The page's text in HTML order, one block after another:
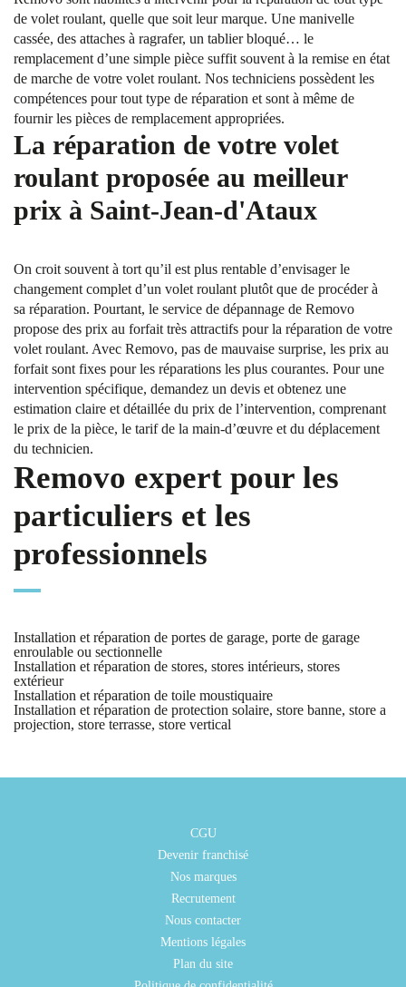
de volet roulant, quelle que soit leur marque. Une manivelle
cassée, des attaches à ragrafer, un tablier bloqué… le
remplacement d’une simple pièce suffit souvent à la remise en état
de marche de votre volet roulant. Nos techniciens possèdent les
compétences pour tout type de réparation et sont à même de
fournir les pièces de remplacement appropriées.
La réparation de votre volet
roulant proposée au meilleur
prix à Saint-Jean-d'Ataux
On croit souvent à tort qu’il est plus rentable d’envisager le
changement complet d’un volet roulant plutôt que de procéder à
sa réparation. Pourtant, le service de dépannage de Removo
propose des prix au forfait très attractifs pour la réparation de votre
volet roulant. Avec Removo, pas de mauvaise surprise, les prix au
forfait sont fixes pour les réparations les plus courantes. Pour une
intervention spécifique, demandez un devis et obtenez une
estimation claire et détaillée du prix de l’intervention, comprenant
le prix de la pièce, le tarif de la main-d’œuvre et du déplacement
du technicien.
Removo expert pour les
particuliers et les
professionnels
Installation et réparation de portes de garage, porte de garage
enroulable ou sectionnelle
Installation et réparation de stores, stores intérieurs, stores
extérieur
Installation et réparation de toile moustiquaire
Installation et réparation de protection solaire, store banne, store a
projection, store terrasse, store vertical
CGU
Devenir franchisé
Nos marques
Recrutement
Nous contacter
Mentions légales
Plan du site